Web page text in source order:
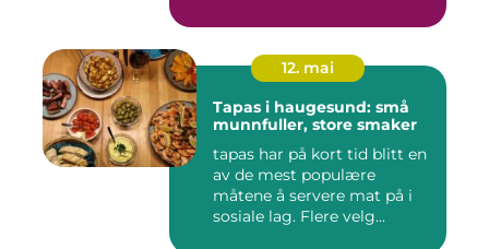
12. mai
Tapas i haugesund: små
munnfuller, store smaker
tapas har på kort tid blitt en
av de mest populære
måtene å servere mat på i
sosiale lag. Flere velg...